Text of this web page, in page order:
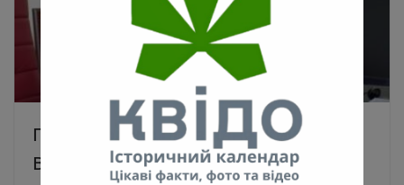
Помер голова правління “Київхліб»
Володимир Череда